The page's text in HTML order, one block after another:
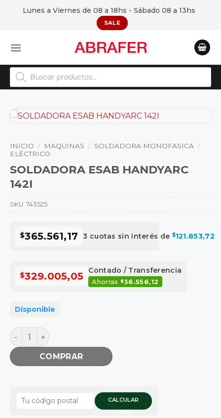
Lunes a Viernes de 08 a 18hs - Sábado 08 a 13hs
SALE
Búsqueda
de
productos
INICIO / MAQUINAS / SOLDADORA MONOFASICA /
ELÉCTRICO
SOLDADORA ESAB HANDYARC
142I
$365.561,17 3 cuotas sin interés de $121.853,72
$329.005,05
Contado / Transferencia
Ahorras $36.556,12
Disponible
SOLDADORA ESAB HANDYARC 142I cantidad
COMPRAR
CALCULAR
SKU: 743525